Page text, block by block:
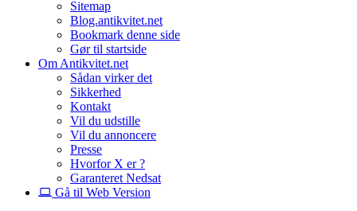
Sitemap
Blog.antikvitet.net
Bookmark denne side
Gør til startside
Om Antikvitet.net
Sådan virker det
Sikkerhed
Kontakt
Vil du udstille
Vil du annoncere
Presse
Hvorfor X er ?
Garanteret Nedsat
Gå til Web Version